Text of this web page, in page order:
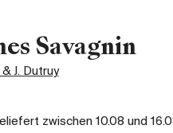
Savagnin
J. Dutruy
zwischen 10.08 und